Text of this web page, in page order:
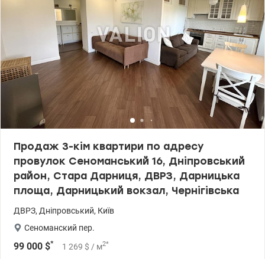
знаменитої набережної Дніпра з найкрасивішими заходами
сонця у місті. Поруч облаштовані пляжі, зони відпочинку, парки,
кафе та ресторани. Дуже зелено, тихо та безпечно. Надзвичайно
зручне транспортне сполучення: зупинка громадського
транспорту 3 хвилини, до метро Лівобережна — 30 хвилин пішки
або 10 хвилин на транспорті, до центру міста 15-20 хвилин на
авто. Документи готові до продажу. Ціна: 69000 у.о. Марина
0505077158, valion.ua /1152817 valion.ua/1152817
Продаж 3-кім квартири по адресу
провулок Сеноманський 16, Дніпровський
район, Стара Дарниця, ДВРЗ, Дарницька
площа, Дарницький вокзал, Чернігівська
ДВРЗ, Дніпровський, Київ
Сеноманский пер.
99 000 $* 1 269 $ / м2*